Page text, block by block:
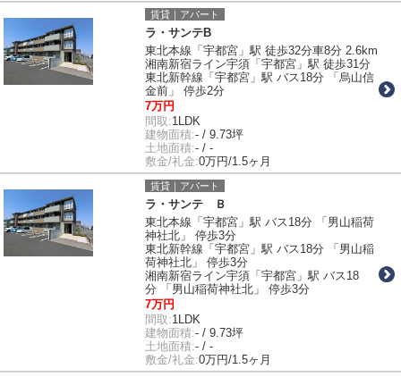
賃貸｜アパート
ラ・サンテB
東北本線「宇都宮」駅 徒歩32分車8分 2.6km
湘南新宿ライン宇須「宇都宮」駅 徒歩31分
東北新幹線「宇都宮」駅 バス18分 「烏山信
金前」 停歩2分
7万円
間取:1LDK
建物面積:- / 9.73坪
土地面積:- / -
敷金/礼金:0万円/1.5ヶ月
賃貸｜アパート
ラ・サンテ Ｂ
東北本線「宇都宮」駅 バス18分 「男山稲荷
神社北」 停歩3分
東北新幹線「宇都宮」駅 バス18分 「男山稲
荷神社北」 停歩3分
湘南新宿ライン宇須「宇都宮」駅 バス18
分 「男山稲荷神社北」 停歩3分
7万円
間取:1LDK
建物面積:- / 9.73坪
土地面積:- / -
敷金/礼金:0万円/1.5ヶ月